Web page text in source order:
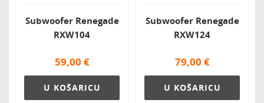
Subwoofer Renegade
RXW104
59,00 €
U KOŠARICU
Subwoofer Renegade
RXW124
79,00 €
U KOŠARICU